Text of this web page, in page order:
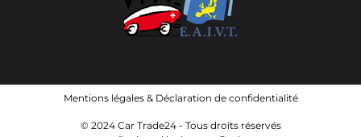
Mentions légales& Déclaration de confidentialité
© 2024 Car Trade24 - Tous droits réservés